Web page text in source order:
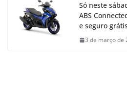
Só neste
ABS
e seguro grátis
3 de março de